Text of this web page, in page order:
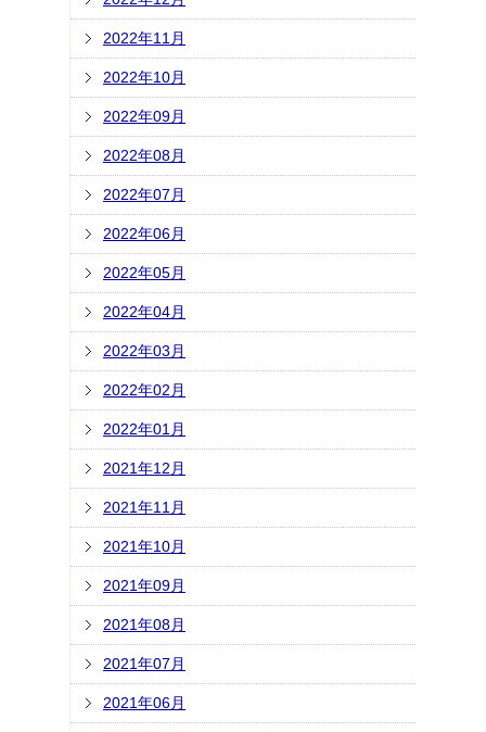
2022年11月
2022年10月
2022年09月
2022年08月
2022年07月
2022年06月
2022年05月
2022年04月
2022年03月
2022年02月
2022年01月
2021年12月
2021年11月
2021年10月
2021年09月
2021年08月
2021年07月
2021年06月